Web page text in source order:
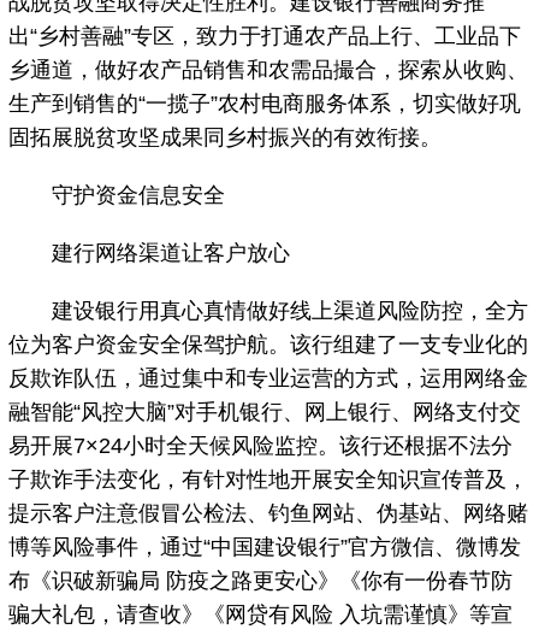
出“乡村善融”专区，致力于打通农产品上行、工业品下
乡通道，做好农产品销售和农需品撮合，探索从收购、
生产到销售的“一揽子”农村电商服务体系，切实做好巩
固拓展脱贫攻坚成果同乡村振兴的有效衔接。
守护资金信息安全
建行网络渠道让客户放心
建设银行用真心真情做好线上渠道风险防控，全方
位为客户资金安全保驾护航。该行组建了一支专业化的
反欺诈队伍，通过集中和专业运营的方式，运用网络金
融智能“风控大脑”对手机银行、网上银行、网络支付交
易开展7×24小时全天候风险监控。该行还根据不法分
子欺诈手法变化，有针对性地开展安全知识宣传普及，
提示客户注意假冒公检法、钓鱼网站、伪基站、网络赌
博等风险事件，通过“中国建设银行”官方微信、微博发
布《识破新骗局 防疫之路更安心》《你有一份春节防
骗大礼包，请查收》《网贷有风险 入坑需谨慎》等宣